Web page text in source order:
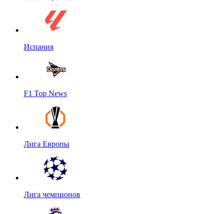
Испания
F1 Top News
Лига Европы
Лига чемпионов